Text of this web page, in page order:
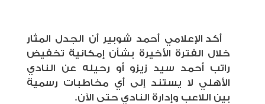
أكد الإعلامي أحمد شوبير أن الجدل المثار
خلال الفترة الأخيرة بشأن إمكانية تخفيض
راتب أحمد سيد زيزو أو رحيله عن النادي
الأهلي لا يستند إلى أي مخاطبات رسمية
بين اللاعب وإدارة النادي حتى الآن.